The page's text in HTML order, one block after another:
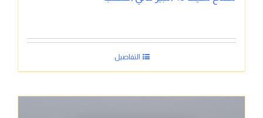
التفاصيل